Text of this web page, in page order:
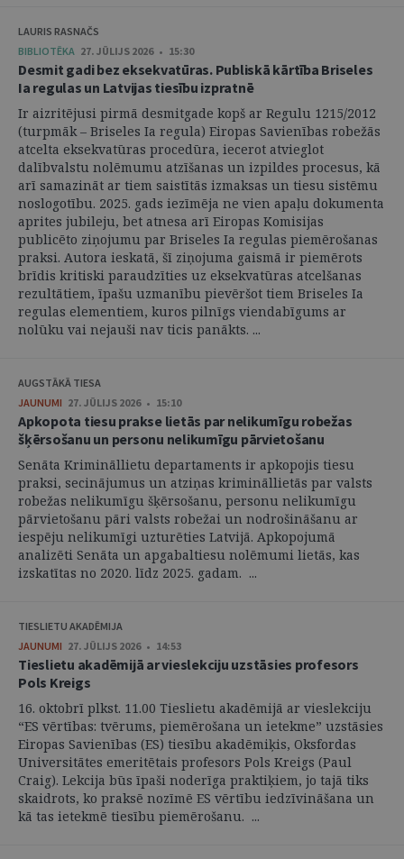
LAURIS RASNAČS
BIBLIOTĒKA 27. JŪLIJS 2026 • 15:30
Desmit gadi bez eksekvatūras. Publiskā kārtība Briseles
Ia regulas un Latvijas tiesību izpratnē
Ir aizritējusi pirmā desmitgade kopš ar Regulu 1215/2012
(turpmāk – Briseles Ia regula) Eiropas Savienības robežās
atcelta eksekvatūras procedūra, iecerot atvieglot
dalībvalstu nolēmumu atzīšanas un izpildes procesus, kā
arī samazināt ar tiem saistītās izmaksas un tiesu sistēmu
noslogotību. 2025. gads iezīmēja ne vien apaļu dokumenta
aprites jubileju, bet atnesa arī Eiropas Komisijas
publicēto ziņojumu par Briseles Ia regulas piemērošanas
praksi. Autora ieskatā, šī ziņojuma gaismā ir piemērots
brīdis kritiski paraudzīties uz eksekvatūras atcelšanas
rezultātiem, īpašu uzmanību pievēršot tiem Briseles Ia
regulas elementiem, kuros pilnīgs viendabīgums ar
nolūku vai nejauši nav ticis panākts. ...
AUGSTĀKĀ TIESA
JAUNUMI 27. JŪLIJS 2026 • 15:10
Apkopota tiesu prakse lietās par nelikumīgu robežas
šķērsošanu un personu nelikumīgu pārvietošanu
Senāta Krimināllietu departaments ir apkopojis tiesu
praksi, secinājumus un atziņas krimināllietās par valsts
robežas nelikumīgu šķērsošanu, personu nelikumīgu
pārvietošanu pāri valsts robežai un nodrošināšanu ar
iespēju nelikumīgi uzturēties Latvijā. Apkopojumā
analizēti Senāta un apgabaltiesu nolēmumi lietās, kas
izskatītas no 2020. līdz 2025. gadam. ...
TIESLIETU AKADĒMIJA
JAUNUMI 27. JŪLIJS 2026 • 14:53
Tieslietu akadēmijā ar vieslekciju uzstāsies profesors
Pols Kreigs
16. oktobrī plkst. 11.00 Tieslietu akadēmijā ar vieslekciju
“ES vērtības: tvērums, piemērošana un ietekme” uzstāsies
Eiropas Savienības (ES) tiesību akadēmiķis, Oksfordas
Universitātes emeritētais profesors Pols Kreigs (Paul
Craig). Lekcija būs īpaši noderīga praktiķiem, jo tajā tiks
skaidrots, ko praksē nozīmē ES vērtību iedzīvināšana un
kā tas ietekmē tiesību piemērošanu. ...